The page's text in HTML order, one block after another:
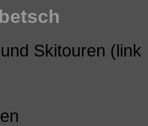
Skitouren (link